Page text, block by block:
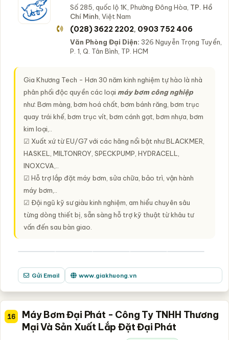
Số 285, quốc lộ 1K, Phường Đông Hòa, TP. Hồ
Chí Minh, Việt Nam
(028) 3622 2202, 0903 752 406
Văn Phòng Đại Diện: 326 Nguyễn Trọng Tuyển,
P. 1, Q. Tân Bình, TP. HCM
Gia Khương Tech - Hơn 30 năm kinh nghiệm tự hào là nhà
phân phối độc quyền các loại máy bơm công nghiệp
như: Bơm màng, bơm hoá chất, bơm bánh răng, bơm trục
quay trái khế, bơm trục vít, bơm cánh gạt, bơm nhựa, bơm
kim loại,..
☑ Xuất xứ từ EU/G7 với các hãng nổi bật như BLACKMER,
HASKEL, MILTONROY, SPECKPUMP, HYDRACELL,
INOXCVA,..
☑ Hỗ trợ lắp đặt máy bơm, sửa chữa, bảo trì, vận hành
máy bơm,..
☑ Đội ngũ kỹ sư giàu kinh nghiệm, am hiểu chuyên sâu
từng dòng thiết bị, sẵn sàng hỗ trợ kỹ thuật từ khâu tư
vấn đến sau bàn giao.
Gửi Email www.giakhuong.vn
16
Máy Bơm Đại Phát - Công Ty TNHH Thương
Mại Và Sản Xuất Lắp Đặt Đại Phát